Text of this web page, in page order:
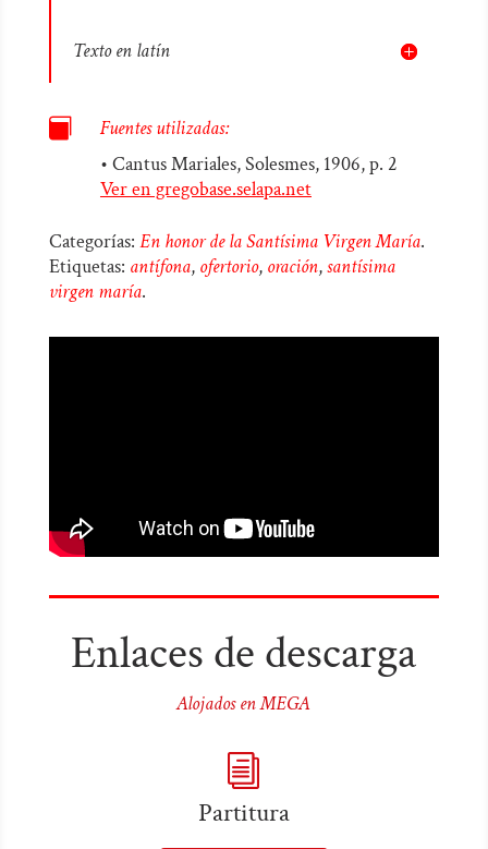
Texto en latín

Fuentes utilizadas:
• Cantus Mariales, Solesmes, 1906, p. 2
Ver en gregobase.selapa.net
Categorías: En honor de la Santísima Virgen María.
Etiquetas: antífona, ofertorio, oración,santísima
virgen maría.
Enlaces de descarga
Alojados en MEGA
i
Partitura